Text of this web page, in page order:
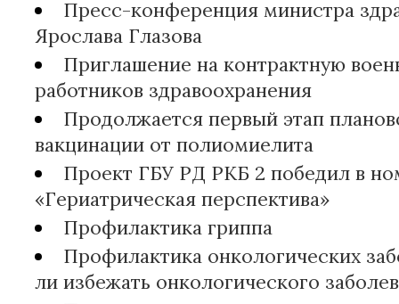
Пресс-конференция министра
Ярослава Глазова
Приглашение на контрактную
работников здравоохранения
Продолжается первый этап
вакцинации от полиомиелита
Проект ГБУ РД РКБ 2 победил в
«Гериатрическая перспектива»
Профилактика гриппа
Профилактика онкологических
ли избежать онкологического